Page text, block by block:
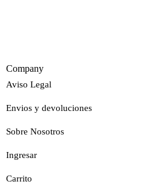
Company
Aviso Legal
Envios y devoluciones
Sobre Nosotros
Ingresar
Carrito